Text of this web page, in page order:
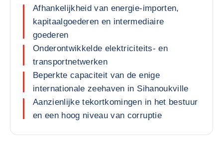
Afhankelijkheid van energie-importen,
kapitaalgoederen en intermediaire
goederen
Onderontwikkelde elektriciteits- en
transportnetwerken
Beperkte capaciteit van de enige
internationale zeehaven in Sihanoukville
Aanzienlijke tekortkomingen in het bestuur
en een hoog niveau van corruptie